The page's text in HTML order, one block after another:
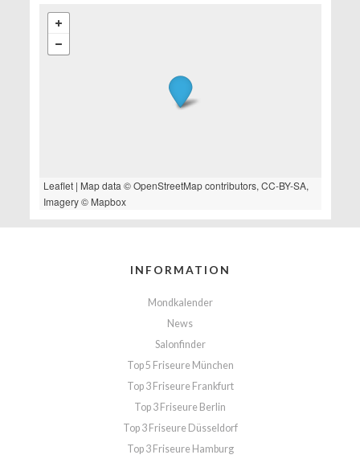
Leaflet| Map data ©OpenStreetMapcontributors, CC-BY-SA,
Imagery © Mapbox
INFORMATION
Mondkalender
News
Salonfinder
Top 5 Friseure München
Top 3 Friseure Frankfurt
Top 3 Friseure Berlin
Top 3 Friseure Düsseldorf
Top 3 Friseure Hamburg